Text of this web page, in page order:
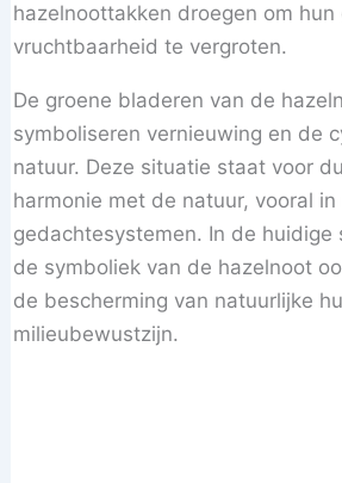
hazelnoottakken droegen om hun
vruchtbaarheid te vergroten.
De groene bladeren van de
symboliseren vernieuwing en de
natuur. Deze situatie staat voor
harmonie met de natuur, vooral
gedachtesystemen. In de huidige
de symboliek van de hazelnoot
de bescherming van natuurlijke
milieubewustzijn.